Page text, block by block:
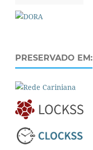
PRESERVADO EM: